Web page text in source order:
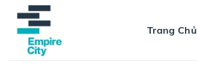
content
Trang Chủ